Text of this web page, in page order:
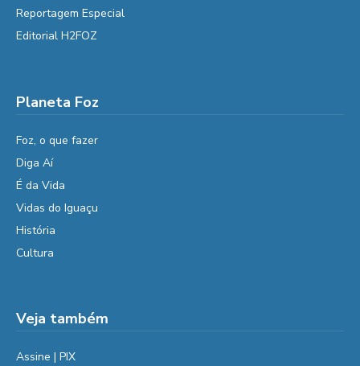
Reportagem Especial
Editorial H2FOZ
Planeta Foz
Foz, o que fazer
Diga Aí
É da Vida
Vidas do Iguaçu
História
Cultura
Veja também
Assine | PIX